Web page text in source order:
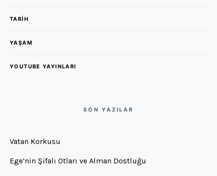
TARIH
YAŞAM
YOUTUBE YAYINLARI
SON YAZILAR
Vatan Korkusu
Ege’nin Şifalı Otları ve Alman Dostluğu